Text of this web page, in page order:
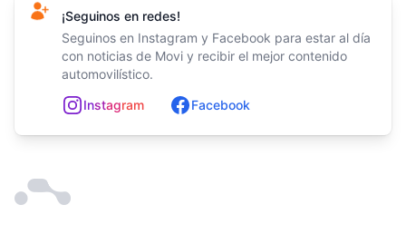
¡Seguinos en redes!
Seguinos en Instagram y Facebook para estar al día
con noticias de Movi y recibir el mejor contenido
automovilístico.
Instagram Facebook